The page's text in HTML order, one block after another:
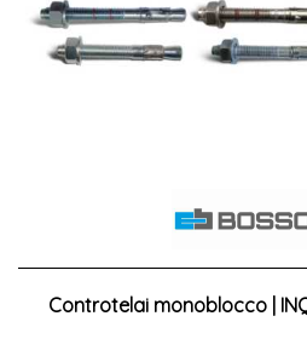
Controtelai monoblocco |